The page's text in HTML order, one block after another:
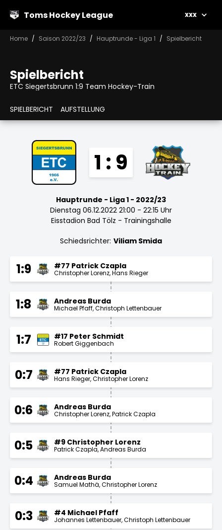
Toms Hockey League xxx
Home Saison 2022/23 Hauptrunde - Liga 1 Spielbericht
Spielbericht
ETC Siegertsbrunn 1:9 Team Hockey-Train
SPIELBERICHT AUFSTELLUNG
1 : 9
Hauptrunde - Liga 1 - 2022/23
Dienstag 06.12.2022 21:00 - 22:15 Uhr
Eisstadion Bad Tölz - Trainingshalle
Schiedsrichter: Viliam Smida
1:9 #77 Patrick Czapla
Christopher Lorenz Hans Rieger
1:8 Andreas Burda
Michael Pfaff Christoph Lettenbauer
1:7 #17 Peter Schmidt
Robert Giggenbach
0:7 #77 Patrick Czapla
Hans Rieger Christopher Lorenz
0:6 Andreas Burda
Christopher Lorenz Patrick Czapla
0:5 #9 Christopher Lorenz
Patrick Czapla Andreas Burda
0:4 Andreas Burda
Samuel Mathä Christopher Lorenz
0:3 #4 Michael Pfaff
Johannes Lettenbauer Christoph Lettenbauer